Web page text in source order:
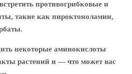
противогрибковые и
такие как пироктоноламин,
некоторые аминокислоты
растений и — что может вас